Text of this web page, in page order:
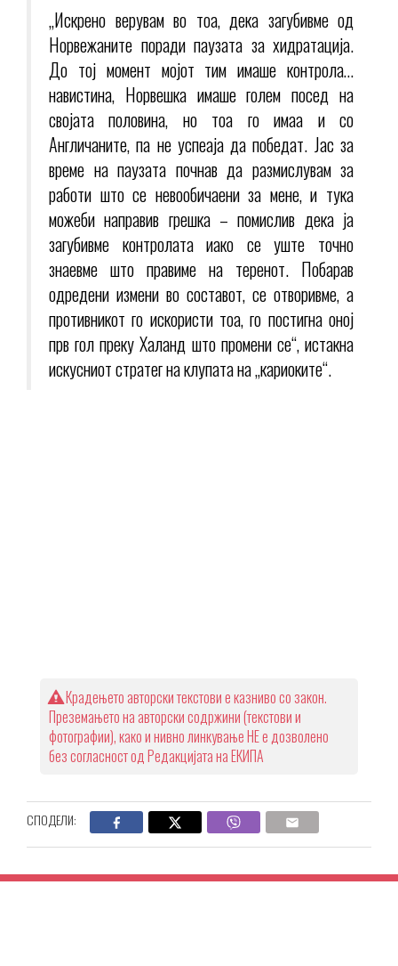
„Искрено верувам во тоа, дека загубивме од
Норвежаните поради паузата за хидратација.
До тој момент мојот тим имаше контрола…
навистина, Норвешка имаше голем посед на
својата половина, но тоа го имаа и со
Англичаните, па не успеаја да победат. Јас за
време на паузата почнав да размислувам за
работи што се невообичаени за мене, и тука
можеби направив грешка – помислив дека ја
загубивме контролата иако се уште точно
знаевме што правиме на теренот. Побарав
одредени измени во составот, се отворивме, а
противникот го искористи тоа, го постигна оној
прв гол преку Халанд што промени се“, истакна
искусниот стратег на клупата на „кариоките“.
Крадењето авторски текстови е казниво со закон.
Преземањето на авторски содржини (текстови и
фотографии), како и нивно линкување НЕ е дозволено
без согласност од Редакцијата на ЕКИПА
СПОДЕЛИ: